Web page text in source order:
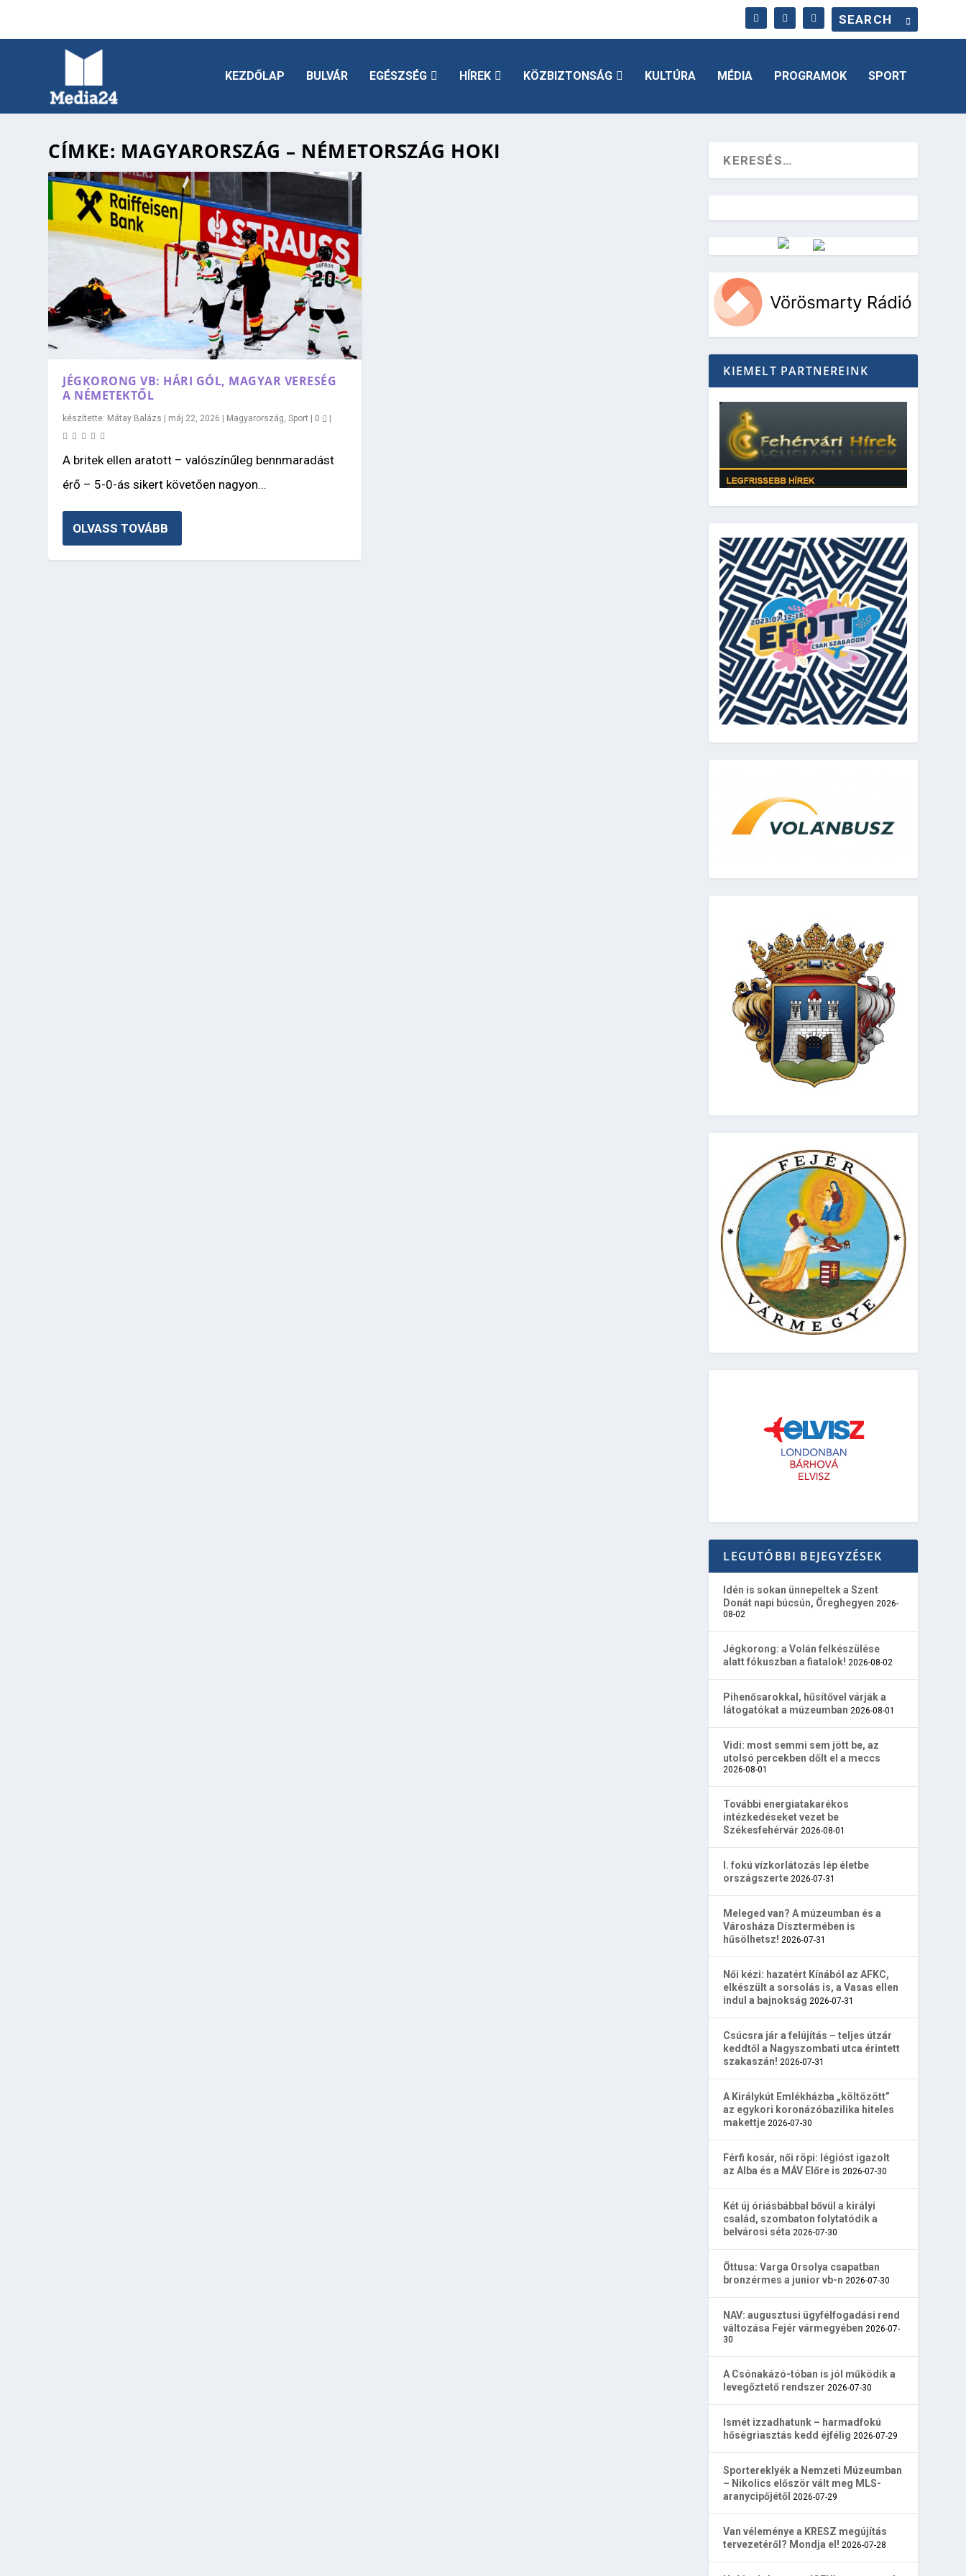
KEZDŐLAP BULVÁR EGÉSZSÉG HÍREK KÖZBIZTONSÁG KULTÚRA MÉDIA PROGRAMOK SPORT
CÍMKE: MAGYARORSZÁG – NÉMETORSZÁG HOKI
JÉGKORONG VB: HÁRI GÓL, MAGYAR VERESÉG
A NÉMETEKTŐL
készítette: Mátay Balázs máj 22, 2026 Magyarország,Sport 0
A britek ellen aratott – valószínűleg bennmaradást
érő – 5-0-ás sikert követően nagyon...
OLVASS TOVÁBB
Vörösmarty Rádió
KIEMELT PARTNEREINK
LEGUTÓBBI BEJEGYZÉSEK
Idén is sokan ünnepeltek a Szent
Donát napi búcsún, Öreghegyen 2026-
08-02
Jégkorong: a Volán felkészülése
alatt fókuszban a fiatalok! 2026-08-02
Pihenősarokkal, hűsítővel várják a
látogatókat a múzeumban 2026-08-01
Vidi: most semmi sem jött be, az
utolsó percekben dőlt el a meccs
2026-08-01
További energiatakarékos
intézkedéseket vezet be
Székesfehérvár 2026-08-01
I. fokú vízkorlátozás lép életbe
országszerte 2026-07-31
Meleged van? A múzeumban és a
Városháza Dísztermében is
hűsölhetsz! 2026-07-31
Női kézi: hazatért Kínából az AFKC,
elkészült a sorsolás is, a Vasas ellen
indul a bajnokság 2026-07-31
Csúcsra jár a felújítás – teljes útzár
keddtől a Nagyszombati utca érintett
szakaszán! 2026-07-31
A Királykút Emlékházba „költözött”
az egykori koronázóbazilika hiteles
makettje 2026-07-30
Férfi kosár, női röpi: légióst igazolt
az Alba és a MÁV Előre is 2026-07-30
Két új óriásbábbal bővül a királyi
család, szombaton folytatódik a
belvárosi séta 2026-07-30
Öttusa: Varga Orsolya csapatban
bronzérmes a junior vb-n 2026-07-30
NAV: augusztusi ügyfélfogadási rend
változása Fejér vármegyében 2026-07-
30
A Csónakázó-tóban is jól működik a
levegőztető rendszer 2026-07-30
Ismét izzadhatunk – harmadfokú
hőségriasztás kedd éjfélig 2026-07-29
Sportereklyék a Nemzeti Múzeumban
– Nikolics először vált meg MLS-
aranycipőjétől 2026-07-29
Van véleménye a KRESZ megújítás
tervezetéről? Mondja el! 2026-07-28